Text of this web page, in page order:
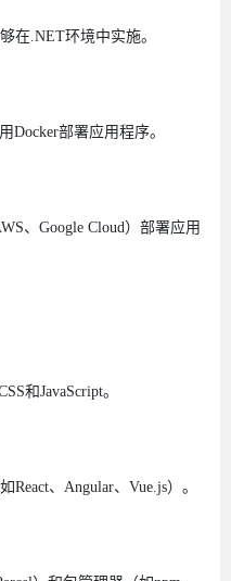
在.NET环境中实施。
Docker部署应用程序。
、Google Cloud）部署应用
和JavaScript。
、Angular、Vue.js）。